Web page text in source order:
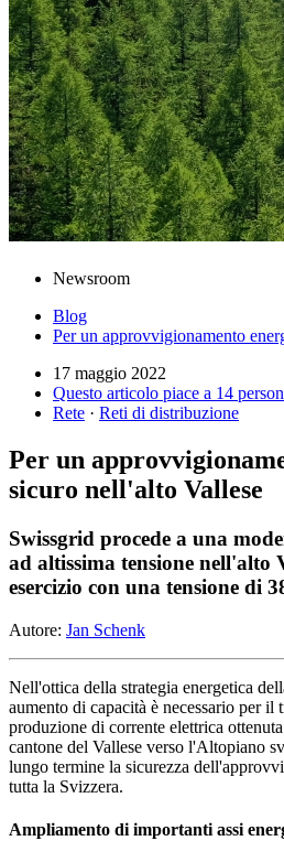
Newsroom
Blog
Per un approvvigionamento
17 maggio 2022
Questo articolo piace a 14
Rete · Reti di distribuzione
Per un
sicuro nell'alto Vallese
Swissgrid procede a una
ad altissima tensione nell'alto
esercizio con una tensione di
Autore: Jan Schenk
Nell'ottica della strategia energetica
aumento di capacità è necessario per il
produzione di corrente elettrica
cantone del Vallese verso l'Altopiano
lungo termine la sicurezza
tutta la Svizzera.
Ampliamento di importanti assi